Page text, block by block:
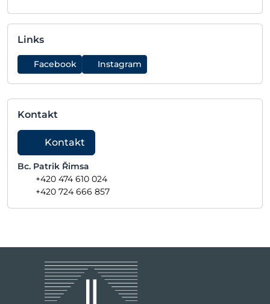
Links
Facebook Instagram
Kontakt
Kontakt
Bc. Patrik Řimsa
+420 474 610 024
+420 724 666 857